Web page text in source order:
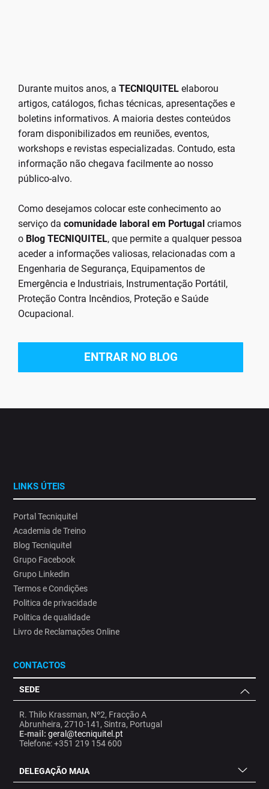
Durante muitos anos, aTECNIQUITEL elaborou
artigos, catálogos, fichas técnicas, apresentações e
boletins informativos. A maioria destes conteúdos
foram disponibilizados em reuniões, eventos,
workshops e revistas especializadas. Contudo, esta
informação não chegava facilmente ao nosso
público-alvo.
Como desejamos colocar este conhecimento ao
serviço dacomunidade laboral em Portugal criamos
o Blog TECNIQUITEL, que permite a qualquer pessoa
aceder a informações valiosas, relacionadas com a
Engenharia de Segurança, Equipamentos de
Emergência e Industriais, Instrumentação Portátil,
Proteção Contra Incêndios, Proteção e Saúde
Ocupacional.
ENTRAR NO BLOG
LINKS ÚTEIS
Portal Tecniquitel
Academia de Treino
Blog Tecniquitel
Grupo Facebook
Grupo Linkedin
Termos e Condições
Politica de privacidade
Politica de qualidade
Livro de Reclamações Online
CONTACTOS
SEDE
R. Thilo Krassman, Nº2, Fracção A
Abrunheira, 2710-141, Sintra, Portugal
E-mail: geral@tecniquitel.pt
Telefone: +351 219 154 600
DELEGAÇÃO MAIA